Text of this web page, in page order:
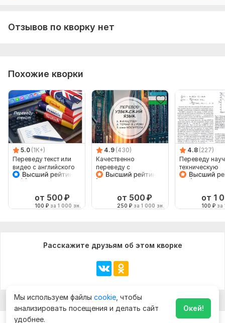
Отзывов по кворку нет
Похожие кворки
5.0 (1K+)
Переведу текст или
видео с английского
на русский и
от 500 ₽
100 ₽ за 1 000 зн.
4.9 (430)
Качественно
переведу с
узбекского и на
от 500 ₽
250 ₽ за 1 000 зн.
4.8 (227)
Переведу
техническую
документацию
от 1
100 ₽ за
Расскажите друзьям об этом кворке
Мы используем файлы cookie , чтобы
анализировать посещения и делать сайт
удобнее.
Окей!